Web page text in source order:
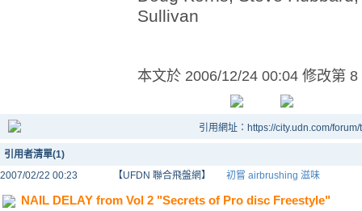
Sullivan
本文於 2006/12/24 00:04 修改第 8
引用網址：https://city.udn.com/
引用者清單(1)
2007/02/22 00:23
【UFDN 聯合飛盤網】 初嘗 airbrushing 滋味
NAIL DELAY from Vol 2 "Secrets of Pro disc Freestyle"